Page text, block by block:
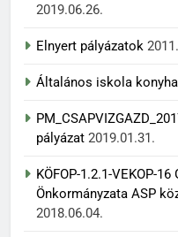
2019.06.26.
Elnyert pályázatok
Általános iskola
pályázat 2019.01.31.
KÖFOP-1.2.1-VEKOP-
Önkormányzata ASP
2018.06.04.